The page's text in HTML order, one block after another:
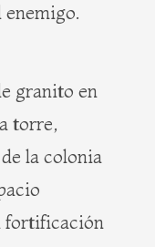
granito en
torre,
la colonia
fortificación